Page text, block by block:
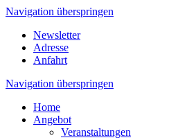
Navigation überspringen
Newsletter
Adresse
Anfahrt
Navigation überspringen
Home
Angebot
Veranstaltungen